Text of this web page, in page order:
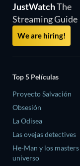
JustWatchThe
Streaming Guide
We are hiring!
Top 5 Películas
Proyecto Salvación
Obsesión
La Odisea
Las ovejas detectives
He-Man y los
universo